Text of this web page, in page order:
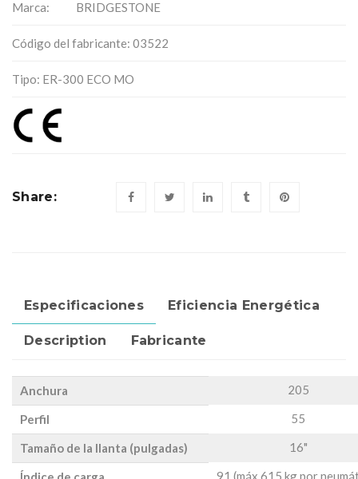
Marca: BRIDGESTONE
Código del fabricante: 03522
Tipo: ER-300 ECO MO
Share:
Especificaciones Eficiencia Energética
Description Fabricante
Anchura 205
Perfil 55
Tamaño de la llanta (pulgadas) 16"
91 (máx 615 kg por